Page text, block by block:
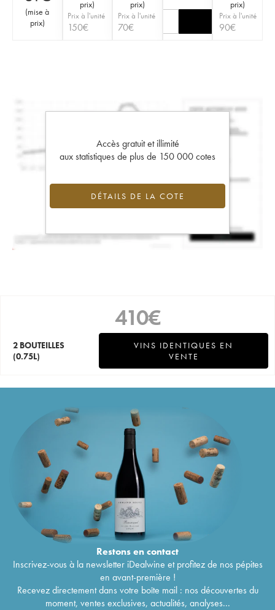
(mise à
prix)
prix)
Prix à l'unité
150€
prix)
Prix à l'unité
70€
prix)
Prix à l'unité
90€
Accès gratuit et illimité
aux statistiques de plus de 150 000 cotes
DÉTAILS DE LA COTE
410€
2 BOUTEILLES
(0.75L)
VINS IDENTIQUES EN
VENTE
Restons encontact
Inscrivez-vous à la newsletter iDealwine et profitez de nos pépites
en avant-première !
Recevez directement dans votre boîte mail : nos découvertes du
moment, ventes exclusives, actualités, analyses...